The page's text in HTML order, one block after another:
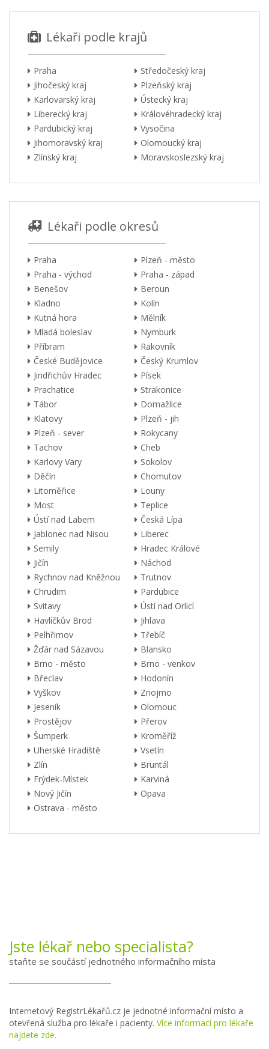
Lékaři podle krajů
Praha
Středočeský kraj
Jihočeský kraj
Plzeňský kraj
Karlovarský kraj
Ústecký kraj
Liberecký kraj
Královéhradecký kraj
Pardubický kraj
Vysočina
Jihomoravský kraj
Olomoucký kraj
Zlínský kraj
Moravskoslezský kraj
Lékaři podle okresů
Praha
Plzeň - město
Praha - východ
Praha - západ
Benešov
Beroun
Kladno
Kolín
Kutná hora
Mělník
Mladá boleslav
Nymburk
Příbram
Rakovník
České Budějovice
Český Krumlov
Jindřichův Hradec
Písek
Prachatice
Strakonice
Tábor
Domažlice
Klatovy
Plzeň - jih
Plzeň - sever
Rokycany
Tachov
Cheb
Karlovy Vary
Sokolov
Děčín
Chomutov
Litoměřice
Louny
Most
Teplice
Ústí nad Labem
Česká Lípa
Jablonec nad Nisou
Liberec
Semily
Hradec Králové
Jičín
Náchod
Rychnov nad Kněžnou
Trutnov
Chrudim
Pardubice
Svitavy
Ústí nad Orlicí
Havlíčkův Brod
Jihlava
Pelhřimov
Třebíč
Žďár nad Sázavou
Blansko
Brno - město
Brno - venkov
Břeclav
Hodonín
Vyškov
Znojmo
Jeseník
Olomouc
Prostějov
Přerov
Šumperk
Kroměříž
Uherské Hradiště
Vsetín
Zlín
Bruntál
Frýdek-Místek
Karviná
Nový Jičín
Opava
Ostrava - město
Jste lékař nebo specialista?
staňte se součástí jednotného informačního místa
Internetový RegistrLékařů.cz je jednotné informační místo a
otevřená služba pro lékaře i pacienty. Více informací pro lékaře
najdete zde.